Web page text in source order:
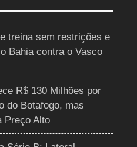
treina sem restrições e
Bahia contra o Vasco
R$ 130 Milhões por
do Botafogo, mas
Preço Alto